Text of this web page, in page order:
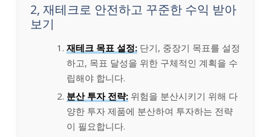
2, 재테크로 안전하고 꾸준한 수익 받아
보기
재테크 목표 설정: 단기, 중장기 목표를 설정
하고, 목표 달성을 위한 구체적인 계획을 수
립해야 합니다.
분산 투자 전략: 위험을 분산시키기 위해 다
양한 투자 제품에 분산하여 투자하는 전략
이 필요합니다.